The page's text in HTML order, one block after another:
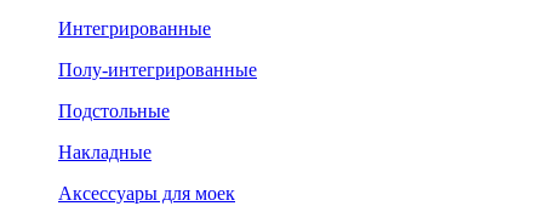
Интегрированные
Полу-интегрированные
Подстольные
Накладные
Аксессуары для моек